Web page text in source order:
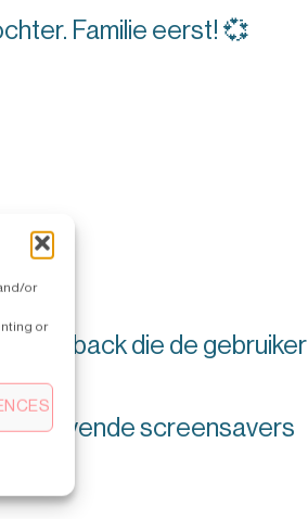
or
or
Familie eerst! 💞
feedback die de gebruiker
de levende screensavers